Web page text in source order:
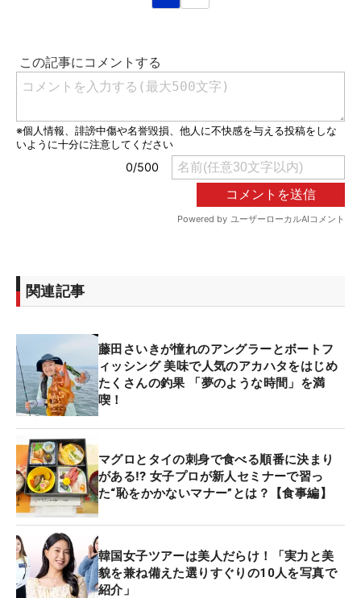
関連記事
藤田さいきが憧れのアングラーとボートフ
ィッシング 美味で人気のアカハタをはじめ
たくさんの釣果 「夢のような時間」を満
喫！
マグロとタイの刺身で食べる順番に決まり
がある⁉ 女子プロが新人セミナーで習っ
た“恥をかかないマナー”とは？【食事編】
韓国女子ツアーは美人だらけ！「実力と美
貌を兼ね備えた選りすぐりの10人を写真で
紹介」